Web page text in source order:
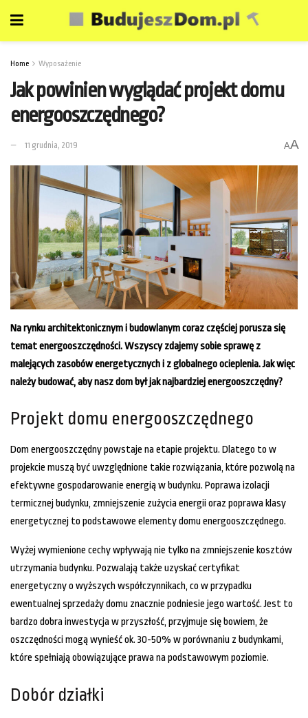
Home Wyposażenie
Jak powinien wyglądać projekt domu
energooszczędnego?
11 grudnia, 2019 AA
Na rynku architektonicznym i budowlanym coraz częściej porusza się
temat energooszczędności. Wszyscy zdajemy sobie sprawę z
malejących zasobów energetycznych i z globalnego ocieplenia. Jak więc
należy budować, aby nasz dom był jak najbardziej energooszczędny?
Projekt domu energooszczędnego
Dom energooszczędny powstaje na etapie projektu. Dlatego to w
projekcie muszą być uwzględnione takie rozwiązania, które pozwolą na
efektywne gospodarowanie energią w budynku. Poprawa izolacji
termicznej budynku, zmniejszenie zużycia energii oraz poprawa klasy
energetycznej to podstawowe elementy domu energooszczędnego.
Wyżej wymienione cechy wpływają nie tylko na zmniejszenie kosztów
utrzymania budynku. Pozwalają także uzyskać certyfikat
energetyczny o wyższych współczynnikach, co w przypadku
ewentualnej sprzedaży domu znacznie podniesie jego wartość. Jest to
bardzo dobra inwestycja w przyszłość, przyjmuje się bowiem, że
oszczędności mogą wynieść ok. 30-50% w porównaniu z budynkami,
które spełniają obowiązujące prawa na podstawowym poziomie.
Dobór działki